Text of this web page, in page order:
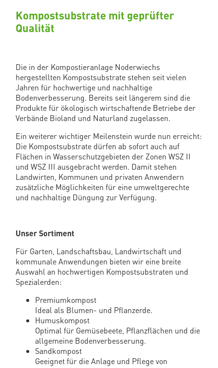
Kompostsubstrate mit geprüfter
Qualität
Die in der Kompostieranlage Noderwiechs
hergestellten Kompostsubstrate stehen seit vielen
Jahren für hochwertige und nachhaltige
Bodenverbesserung. Bereits seit längerem sind die
Produkte für ökologisch wirtschaftende Betriebe der
Verbände Bioland und Naturland zugelassen.
Ein weiterer wichtiger Meilenstein wurde nun erreicht:
Die Kompostsubstrate dürfen ab sofort auch auf
Flächen in Wasserschutzgebieten der Zonen WSZ II
und WSZ III ausgebracht werden. Damit stehen
Landwirten, Kommunen und privaten Anwendern
zusätzliche Möglichkeiten für eine umweltgerechte
und nachhaltige Düngung zur Verfügung.
Unser Sortiment
Für Garten, Landschaftsbau, Landwirtschaft und
kommunale Anwendungen bieten wir eine breite
Auswahl an hochwertigen Kompostsubstraten und
Spezialerden:
Premiumkompost
Ideal als Blumen- und Pflanzerde.
Humuskompost
Optimal für Gemüsebeete, Pflanzflächen und die
allgemeine Bodenverbesserung.
Sandkompost
Geeignet für die Anlage und Pflege von